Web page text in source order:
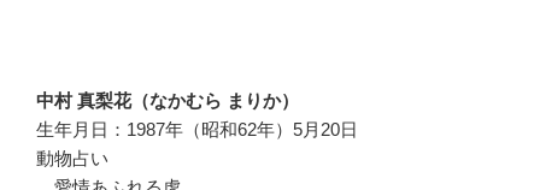
中村 真梨花（なかむら まりか）
生年月日：1987年（昭和62年）5月20日
動物占い